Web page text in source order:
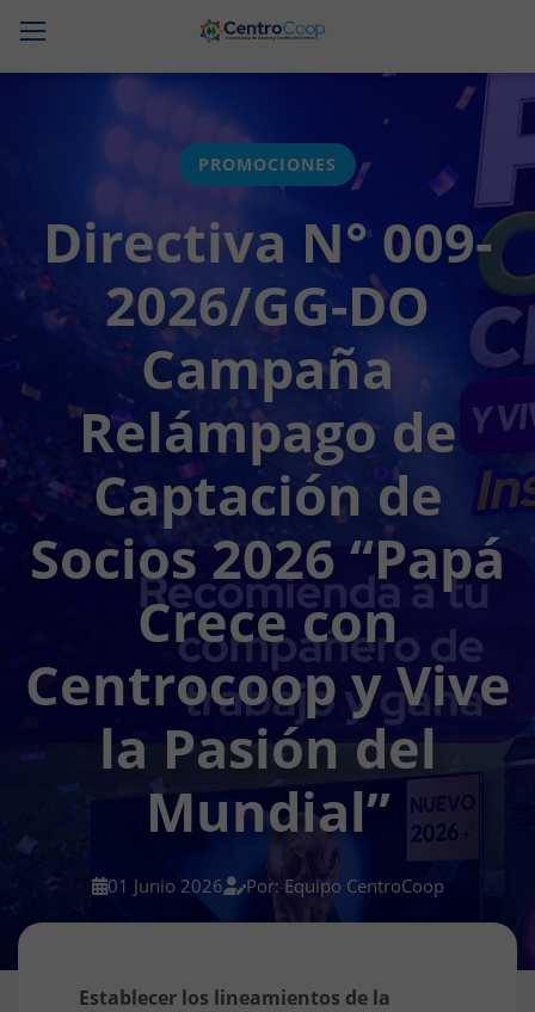
PROMOCIONES
Directiva N° 009-
2026/GG-DO
Campaña
Relámpago de
Captación de
Socios 2026 “Papá
Crece con
Centrocoop y Vive
la Pasión del
Mundial”
01 Junio 2026 Por: Equipo CentroCoop
Establecer los lineamientos de la